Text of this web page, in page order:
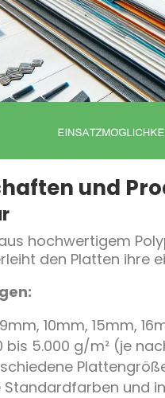
und
hochwertigem
den Platten ihre
10mm, 15mm,
bis 5.000 g/m² (je
Standardfarben und